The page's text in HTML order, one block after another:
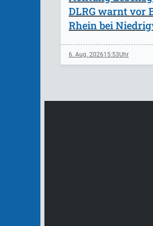
DLRG warnt vor
Rhein bei
6. Aug. 202615:53